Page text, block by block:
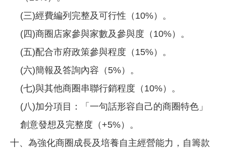
(三)經費編列完整及可行性（10%）。
(四)商圈店家參與家數及參與度（10%）。
(五)配合市府政策參與程度（15%）。
(六)簡報及答詢內容（5%）。
(七)與其他商圈串聯行銷程度（10%）。
(八)加分項目：「一句話形容自己的商圈特色」
創意發想及完整度（+5%）。
十、為強化商圈成長及培養自主經營能力，自籌款